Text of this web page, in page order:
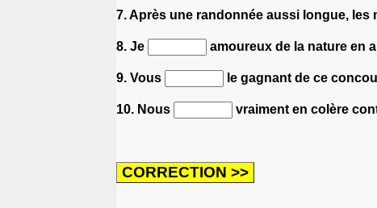
7. Après une randonnée aussi longue, les
8. Je amoureux de la nature en
9. Vous le gagnant de ce
10. Nous vraiment en colère